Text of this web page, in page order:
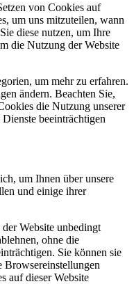
von Cookies auf
um uns mitzuteilen, wann
diese nutzen, um Ihre
die Nutzung der Website
um mehr zu erfahren.
ändern. Beachten Sie,
die Nutzung unserer
beeinträchtigen
um Ihnen über unsere
und einige ihrer
Website unbedingt
ohne die
Sie können sie
Browsereinstellungen
auf dieser Website